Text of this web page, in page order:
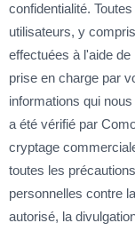
confidentialité.
utilisateurs, y
effectuées à l'aide
prise en charge par
informations qui
a été vérifié par
cryptage
toutes les
personnelles contre
autorisé, la